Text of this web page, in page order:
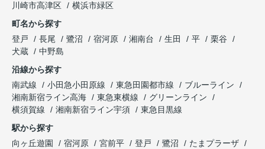
川崎市高津区
横浜市緑区
町名から探す
登戸
長尾 鷺沼 宿河原 湘南台 生田 平
栗谷
犬蔵
中野島
沿線から探す
南武線
小田急小田原線 東急田園都市線
ブルーライン
湘南新宿ライン高海
東急東横線
グリーンライン
横須賀線
湘南新宿ライン宇須
東急目黒線
駅から探す
向ヶ丘遊園
宿河原 宮前平 登戸 鷺沼
たまプラーザ